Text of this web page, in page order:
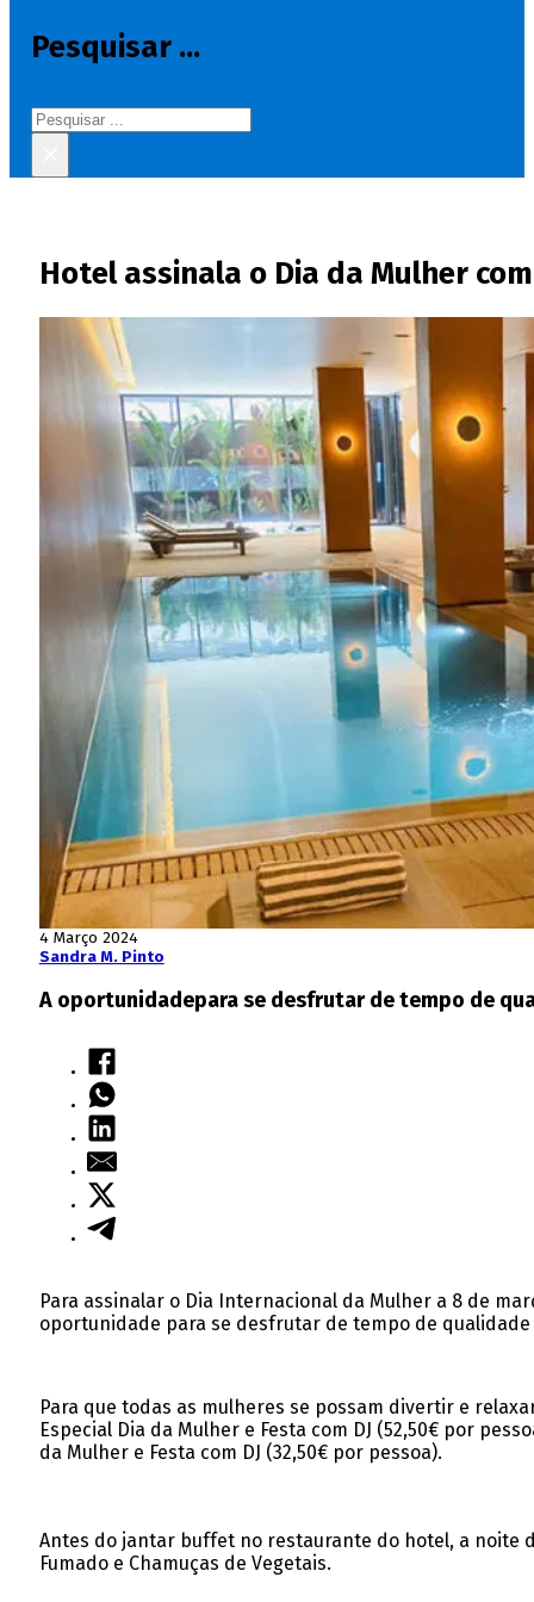
Pesquisar ...
Pesquisar
Hotel assinala o Dia da Mulher
4 Março 2024
Sandra M. Pinto
A oportunidadepara se desfrutar de tempo de
Para assinalar o Dia Internacional da Mulher a 8 de
oportunidade para se desfrutar de tempo de
Para que todas as mulheres se possam divertir e
Especial Dia da Mulher e Festa com DJ (52,50€ por
da Mulher e Festa com DJ (32,50€ por pessoa).
Antes do jantar buffet no restaurante do hotel, a noite
Fumado e Chamuças de Vegetais.